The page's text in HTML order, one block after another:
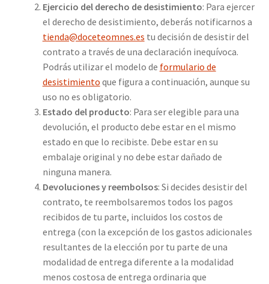
Ejercicio del derecho de desistimiento: Para ejercer
el derecho de desistimiento, deberás notificarnos a
tienda@doceteomnes.es tu decisión de desistir del
contrato a través de una declaración inequívoca.
Podrás utilizar el modelo de formulario de
desistimiento que figura a continuación, aunque su
uso no es obligatorio.
Estado del producto: Para ser elegible para una
devolución, el producto debe estar en el mismo
estado en que lo recibiste. Debe estar en su
embalaje original y no debe estar dañado de
ninguna manera.
Devoluciones y reembolsos: Si decides desistir del
contrato, te reembolsaremos todos los pagos
recibidos de tu parte, incluidos los costos de
entrega (con la excepción de los gastos adicionales
resultantes de la elección por tu parte de una
modalidad de entrega diferente a la modalidad
menos costosa de entrega ordinaria que